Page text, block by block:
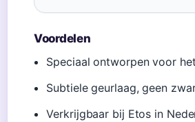
Voordelen
Speciaal ontworpen voor
Subtiele geurlaag, geen
Verkrijgbaar bij Etos in